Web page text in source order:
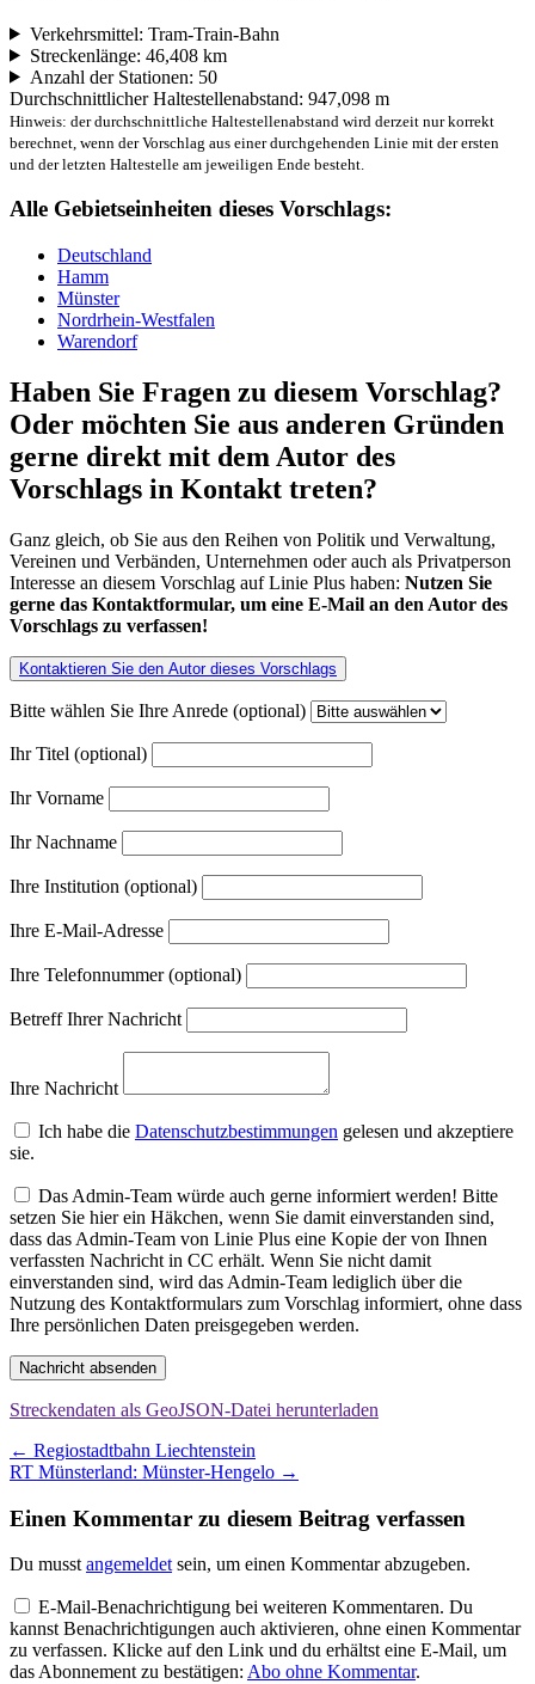
Verkehrsmittel: Tram-Train-Bahn
Streckenlänge: 46,408 km
Anzahl der Stationen: 50
Durchschnittlicher Haltestellenabstand: 947,098 m
Hinweis: der durchschnittliche Haltestellenabstand wird derzeit nur korrekt
berechnet, wenn der Vorschlag aus einer durchgehenden Linie mit der ersten
und der letzten Haltestelle am jeweiligen Ende besteht.
Alle Gebietseinheiten dieses Vorschlags:
Deutschland
Hamm
Münster
Nordrhein-Westfalen
Warendorf
Haben Sie Fragen zu diesem Vorschlag?
Oder möchten Sie aus anderen Gründen
gerne direkt mit dem Autor des
Vorschlags in Kontakt treten?
Ganz gleich, ob Sie aus den Reihen von Politik und Verwaltung,
Vereinen und Verbänden, Unternehmen oder auch als Privatperson
Interesse an diesem Vorschlag auf Linie Plus haben: Nutzen Sie
gerne das Kontaktformular, um eine E-Mail an den Autor des
Vorschlags zu verfassen!
Kontaktieren Sie den Autor dieses Vorschlags
Bitte wählen Sie Ihre Anrede (optional)
Ihr Titel (optional)
Ihr Vorname
Ihr Nachname
Ihre Institution (optional)
Ihre E-Mail-Adresse
Ihre Telefonnummer (optional)
Betreff Ihrer Nachricht
Ihre Nachricht
Ich habe die Datenschutzbestimmungen gelesen und akzeptiere
sie.
Das Admin-Team würde auch gerne informiert werden! Bitte
setzen Sie hier ein Häkchen, wenn Sie damit einverstanden sind,
dass das Admin-Team von Linie Plus eine Kopie der von Ihnen
verfassten Nachricht in CC erhält. Wenn Sie nicht damit
einverstanden sind, wird das Admin-Team lediglich über die
Nutzung des Kontaktformulars zum Vorschlag informiert, ohne dass
Ihre persönlichen Daten preisgegeben werden.
Nachricht absenden
Streckendaten als GeoJSON-Datei herunterladen
Beitragsnavigation
← Regiostadtbahn Liechtenstein
RT Münsterland: Münster-Hengelo →
Einen Kommentar zu diesem Beitrag verfassen
Du musst angemeldet sein, um einen Kommentar abzugeben.
E-Mail-Benachrichtigung bei weiteren Kommentaren. Du
kannst Benachrichtigungen auch aktivieren, ohne einen Kommentar
zu verfassen. Klicke auf den Link und du erhältst eine E-Mail, um
das Abonnement zu bestätigen: Abo ohne Kommentar.